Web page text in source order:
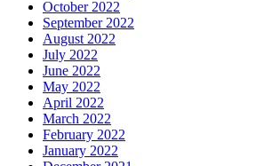
October 2022
September 2022
August 2022
July 2022
June 2022
May 2022
April 2022
March 2022
February 2022
January 2022